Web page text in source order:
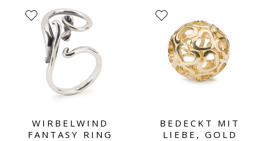
WIRBELWIND
FANTASY RING
BEDECKT MIT
LIEBE, GOLD